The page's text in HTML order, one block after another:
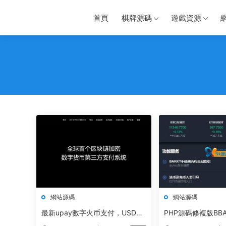
首頁 棋牌源碼 遊戲資源
網站源碼
最新upay數字火币支付，USDT
網站源碼
PHP源碼修複版